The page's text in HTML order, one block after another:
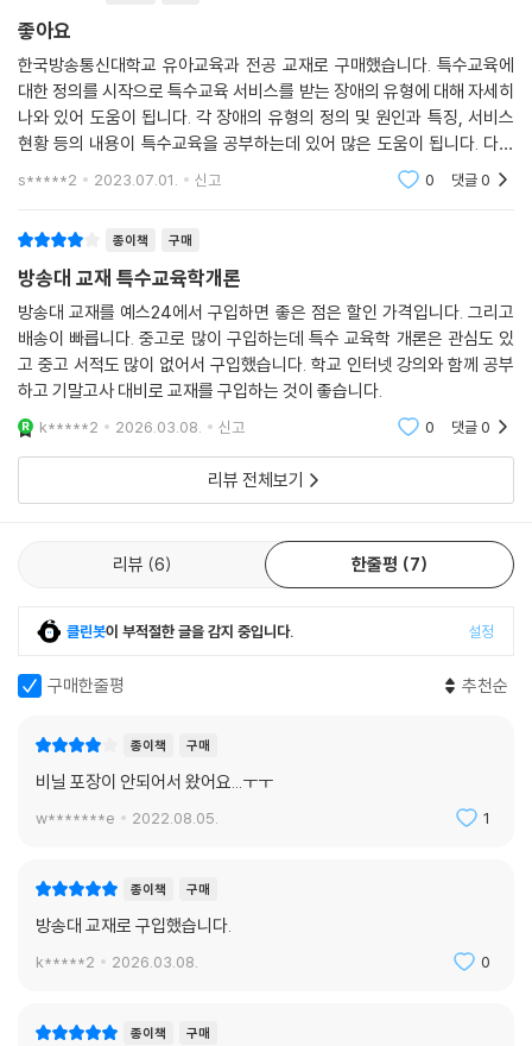
좋아요
한국방송통신대학교 유아교육과 전공 교재로 구매했습니다. 특수교육에
대한 정의를 시작으로 특수교육 서비스를 받는 장애의 유형에 대해 자세히
나와 있어 도움이 됩니다. 각 장애의 유형의 정의 및 원인과 특징, 서비스
현황 등의 내용이 특수교육을 공부하는데 있어 많은 도움이 됩니다. 다만
관련 법에 관한 내용이 강의에 비해 약하게 소개되어 있어 보충이 있으면
s*****2 2023.07.01. 신고 0 댓글0
종이책 구매
방송대 교재 특수교육학개론
방송대 교재를 예스24에서 구입하면 좋은 점은 할인 가격입니다. 그리고
배송이 빠릅니다. 중고로 많이 구입하는데 특수 교육학 개론은 관심도 있
고 중고 서적도 많이 없어서 구입했습니다. 학교 인터넷 강의와 함께 공부
하고 기말고사 대비로 교재를 구입하는 것이 좋습니다.
k*****2 2026.03.08. 신고 0 댓글0
리뷰 전체보기
리뷰 6 한줄평 7
클린봇이 부적절한 글을 감지 중입니다. 설정
구매한줄평 추천순
종이책 구매
비닐 포장이 안되어서 왔어요...ㅜㅜ
w*******e 2022.08.05. 1
종이책 구매
방송대 교재로 구입했습니다.
k*****2 2026.03.08. 0
종이책 구매